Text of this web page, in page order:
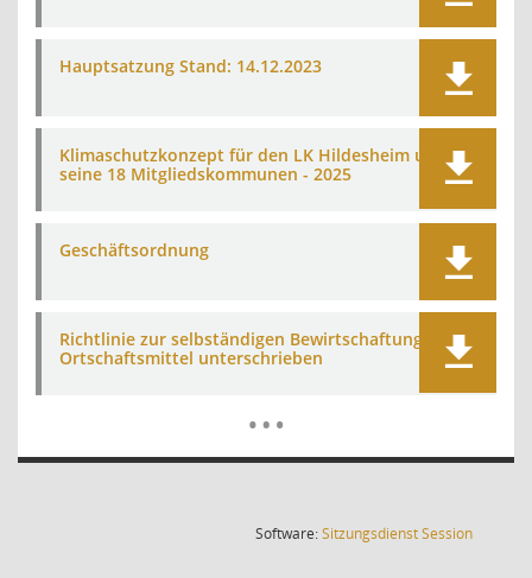
Hauptsatzung Stand: 14.12.2023
Klimaschutzkonzept für den LK Hildesheim und
seine 18 Mitgliedskommunen - 2025
Geschäftsordnung
Richtlinie zur selbständigen Bewirtschaftung der
Ortschaftsmittel unterschrieben
… Mehr
Software:SitzungsdienstSession(Wird in